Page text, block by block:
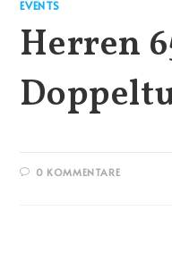
EVENTS
Herren
0 KOMMENTARE